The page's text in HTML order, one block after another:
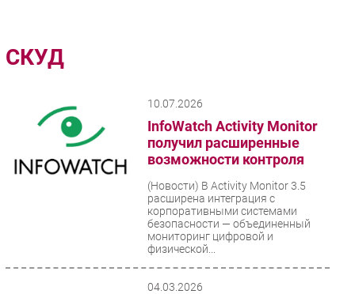
Импорто­замещение
Автоматизация Промышленности
Мобильная связь
Фиксированная связь
Интеграция
ПО
СКУД
10.07.2026
InfoWatch Activity Monitor
получил расширенные
возможности контроля
(Новости) В Activity Monitor 3.5
расширена интеграция с
корпоративными системами
безопасности — объединенный
мониторинг цифровой и
физической...
04.03.2026